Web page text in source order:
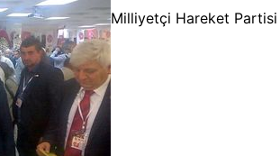
Milliyetçi Hareket Partisi